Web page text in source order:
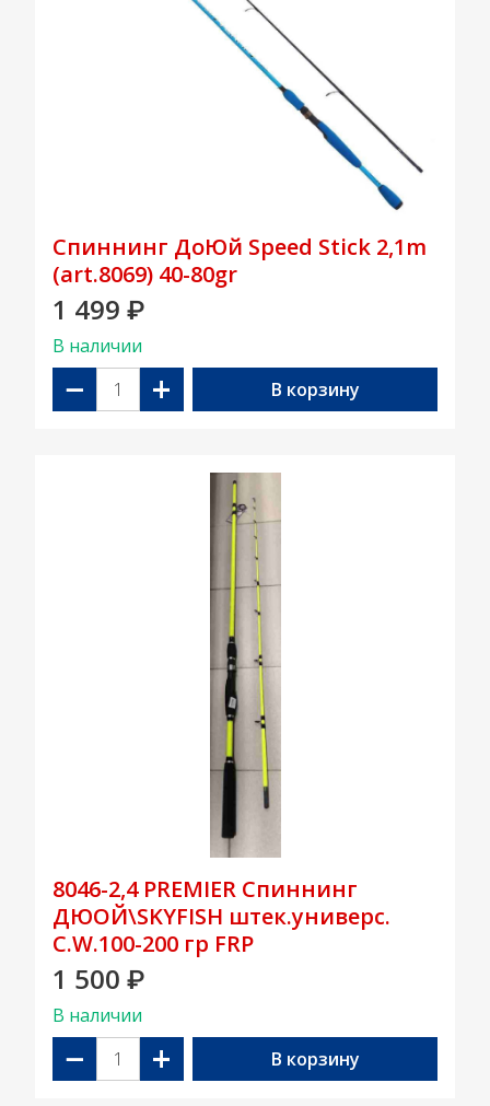
Спиннинг ДоЮй Speed Stick 2,1m
(art.8069) 40-80gr
1 499 ₽
В наличии
− + В корзину
8046-2,4 PREMIER Спиннинг
ДЮОЙ\SKYFISH штек.универс.
C.W.100-200 гр FRP
1 500 ₽
В наличии
− + В корзину